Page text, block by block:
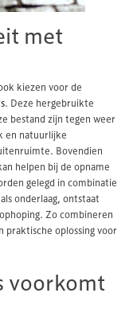
met
kiezen voor de
. Deze hergebruikte
bestand zijn tegen weer
en natuurlijke
Bovendien
helpen bij de opname
gelegd in combinatie
onderlaag, ontstaat
Zo combineren
praktische oplossing voor
voorkomt